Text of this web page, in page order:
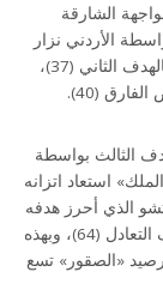
التعادل الإيجابي 3-3 على مواجهة الشارقة
الأردني نزار
الرشدان (30)، وعزز زميله البرازيلي ليثييري سيلفا بالهدف الثاني (37)،
(40).
الثالث بواسطة
من ركلة جزاء (55)، لكن «الملك» استعاد اتزانه
مين تشو الذي أحرز هدفه
الثاني له ولفريقه، وخطف المالي موسى ماريغا هدف التعادل (64)، وبهذه
أصبح رصيد «الصقور» تسع